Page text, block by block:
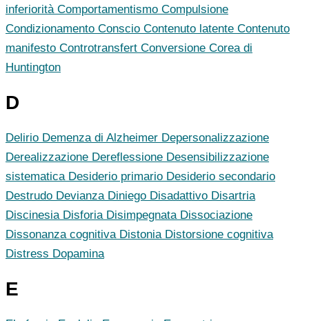
inferiorità Comportamentismo Compulsione
Condizionamento Conscio Contenuto latente Contenuto
manifesto Controtransfert Conversione Corea di
Huntington
D
Delirio Demenza di Alzheimer Depersonalizzazione
Derealizzazione Dereflessione Desensibilizzazione
sistematica Desiderio primario Desiderio secondario
Destrudo Devianza Diniego Disadattivo Disartria
Discinesia Disforia Disimpegnata Dissociazione
Dissonanza cognitiva Distonia Distorsione cognitiva
Distress Dopamina
E